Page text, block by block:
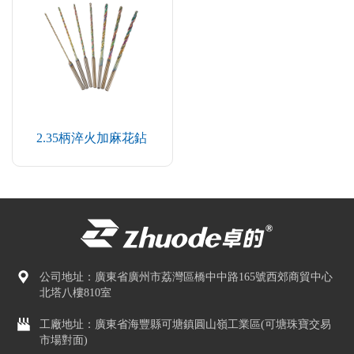
2.35柄淬火加麻花鉆
公司地址：廣東省廣州市荔灣區橋中中路165號西郊商貿中心
北塔八樓810室
工廠地址：廣東省海豐縣可塘鎮圓山嶺工業區(可塘珠寶交易
市場對面)